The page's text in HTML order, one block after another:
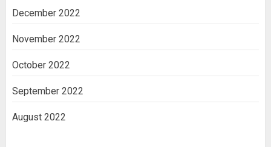
December 2022
November 2022
October 2022
September 2022
August 2022